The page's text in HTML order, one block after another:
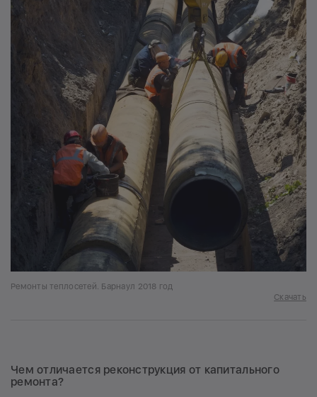
Ремонты теплосетей. Барнаул 2018 год
Скачать
Чем отличается реконструкция от капитального
ремонта?